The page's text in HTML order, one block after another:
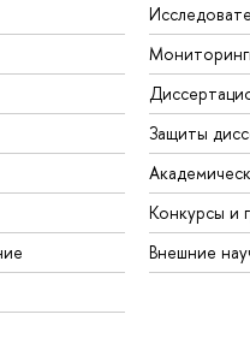
Защиты
Конкурсы и
нешние